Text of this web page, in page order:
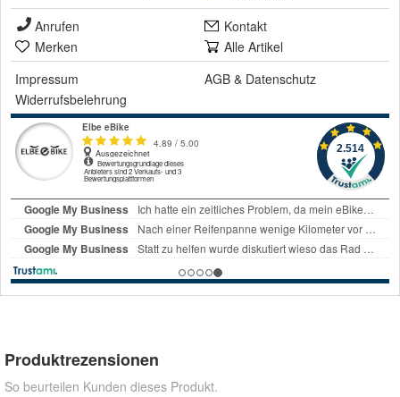
Anrufen
Kontakt
Merken
Alle Artikel
Impressum
AGB & Datenschutz
Widerrufsbelehrung
Produktrezensionen
So beurteilen Kunden dieses Produkt.